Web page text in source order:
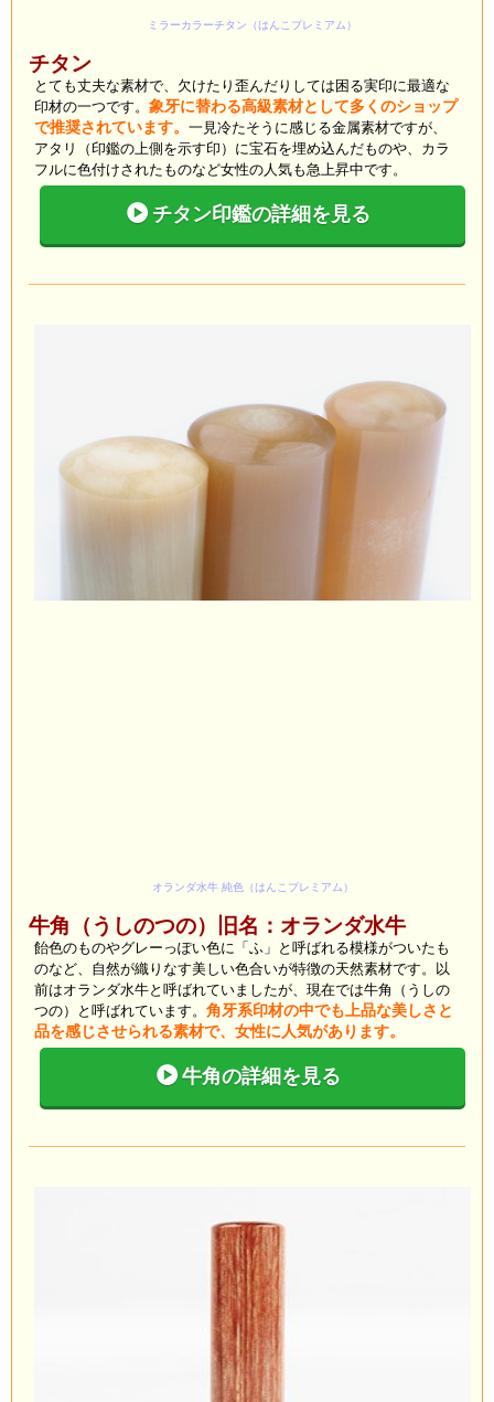
ミラーカラーチタン（はんこプレミアム）
チタン
とても丈夫な素材で、欠けたり歪んだりしては困る実印に最適な
印材の一つです。 象牙に替わる高級素材として多くのショップ
で推奨されています。 一見冷たそうに感じる金属素材ですが、
アタリ（印鑑の上側を示す印）に宝石を埋め込んだものや、カラ
フルに色付けされたものなど女性の人気も急上昇中です。
チタン印鑑の詳細を見る
オランダ水牛 純色（はんこプレミアム）
牛角（うしのつの）旧名：オランダ水牛
飴色のものやグレーっぽい色に「ふ」と呼ばれる模様がついたも
のなど、自然が織りなす美しい色合いが特徴の天然素材です。以
前はオランダ水牛と呼ばれていましたが、現在では牛角（うしの
つの）と呼ばれています。 角牙系印材の中でも上品な美しさと
品を感じさせられる素材で、女性に人気があります。
牛角の詳細を見る